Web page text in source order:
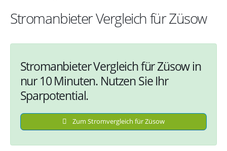
Stromanbieter Vergleich für Züsow
Stromanbieter Vergleich für Züsow in
nur 10 Minuten. Nutzen Sie Ihr
Sparpotential.
Zum Stromvergleich für Züsow